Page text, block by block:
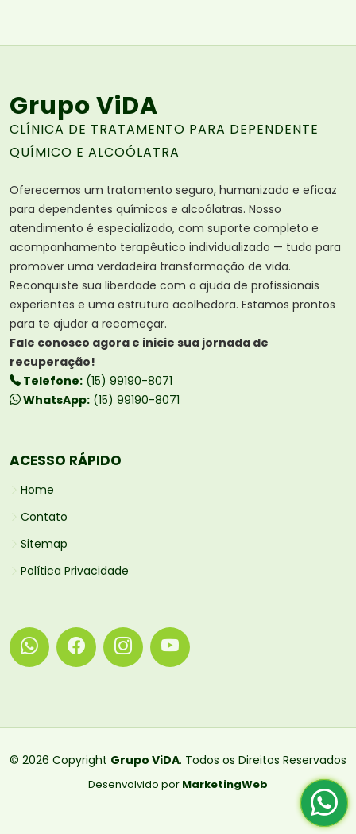
Grupo ViDA
CLÍNICA DE TRATAMENTO PARA DEPENDENTE
QUÍMICO E ALCOÓLATRA
Oferecemos um tratamento seguro, humanizado e eficaz
para dependentes químicos e alcoólatras. Nosso
atendimento é especializado, com suporte completo e
acompanhamento terapêutico individualizado — tudo para
promover uma verdadeira transformação de vida.
Reconquiste sua liberdade com a ajuda de profissionais
experientes e uma estrutura acolhedora. Estamos prontos
para te ajudar a recomeçar.
Fale conosco agora e inicie sua jornada de
recuperação!
Telefone: (15) 99190-8071
WhatsApp: (15) 99190-8071
ACESSO RÁPIDO
Home
Contato
Sitemap
Política Privacidade
© 2026 Copyright Grupo ViDA. Todos os Direitos Reservados
Desenvolvido por MarketingWeb